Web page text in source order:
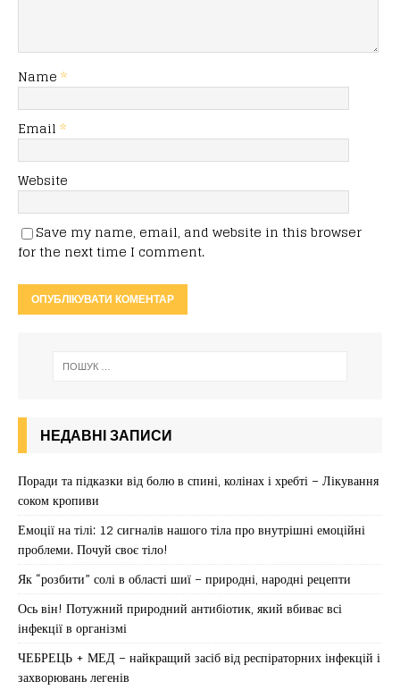
Name *
Email *
Website
Save my name, email, and website in this browser
for the next time I comment.
НЕДАВНІ ЗАПИСИ
Поради та підказки від болю в спині, колінах і хребті – Лікування
соком кропиви
Емоції на тілі: 12 сигналів нашого тіла про внутрішні емоційні
проблеми. Почуй своє тіло!
Як “розбити” солі в області шиї – природні, народні рецепти
Ось він! Потужний природний антибіотик, який вбиває всі
інфекції в організмі
ЧЕБРЕЦЬ + МЕД – найкращий засіб від респіраторних інфекцій і
захворювань легенів